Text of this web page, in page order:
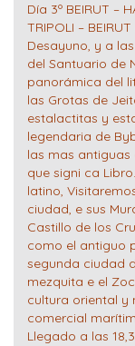
Día 3º BEIRUT –
TRIPOLI –
Desayuno, y a
del Santuario de
panorámica del
las Grotas de
estalactitas y
legendaria de
las mas
que signi ca
latino,
ciudad, e sus
Castillo de los
como el antiguo
segunda ciudad
mezquita e el
cultura oriental y
comercial
Llegado a las